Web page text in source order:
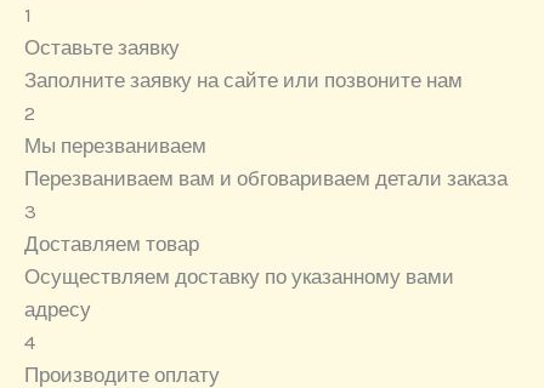
1
Оставьте заявку
Заполните заявку на сайте или позвоните нам
2
Мы перезваниваем
Перезваниваем вам и обговариваем детали заказа
3
Доставляем товар
Осуществляем доставку по указанному вами
адресу
4
Производите оплату